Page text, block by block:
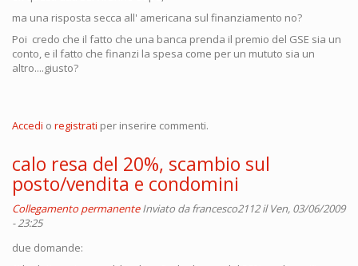
ma una risposta secca all' americana sul finanziamento no?
Poi credo che il fatto che una banca prenda il premio del GSE sia un
conto, e il fatto che finanzi la spesa come per un mututo sia un
altro....giusto?
Accedi o registrati per inserire commenti.
calo resa del 20%, scambio sul
posto/vendita e condomini
Collegamento permanente Inviato dafrancesco2112il Ven, 03/06/2009
- 23:25
due domande: